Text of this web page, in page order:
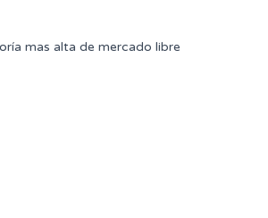
mas alta de mercado libre